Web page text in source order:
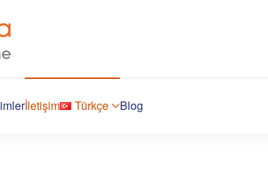
İletişim Türkçe Blog